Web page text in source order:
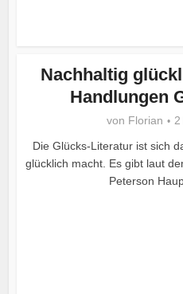
Nachhaltig
Handlungen
von Florian
Die Glücks-Literatur ist sich
glücklich macht. Es gibt laut
Peterson